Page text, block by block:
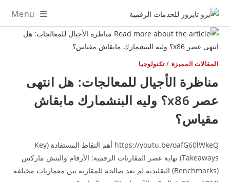
Menu
المميزة/تكنولوجيا
الأجيال للمعالجات: هل انتهى
عصر x86؟ وليه البنشمارك مابقاش
https://youtu.be/oafG60lWkeQ أهم النقاط المستفادة (Key
Takeaways) نهاية عصر المقارنات الرقمية: الأرقام والبنش ماركس
(Benchmarks) التقليدية لم تعد صالحة للمقارنة بين معماريات مختلفة